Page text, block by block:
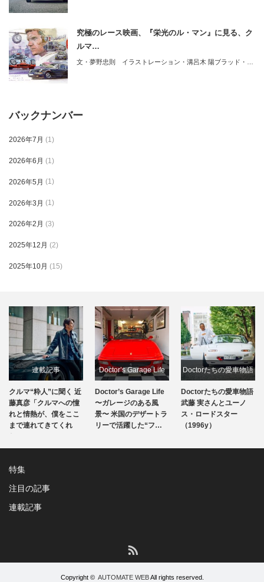
究極のレース映画、『栄光のル・マン』に見る、ク
ルマ…
文・夢野忠則 イラストレーション・溝呂木 陽ブラッド・…
バックナンバー
2026年7月 (1)
2026年6月 (1)
2026年5月 (1)
2026年3月 (1)
2026年2月 (3)
2025年12月 (2)
2025年10月 (15)
載記事
粋人に聞く
人”に聞く 近
クルマへの憧
が、僕をここ
てきてくれ
Doctor’s Garage Life
連載記事
Doctor’s Garage Life
〜ガレージのある風
景〜 米国のデザートラ
リーで活躍した“フ…
Doctorたちの愛車物語
連載記事
Doctorたちの愛車物語
武藤 実さんとユーノ
ス・ロードスター
（1996y）
連
究極のレ
『栄光の
見る、ク
特集
注目の記事
連載記事
Copyright © AUTOMATE WEBAll rights reserved.